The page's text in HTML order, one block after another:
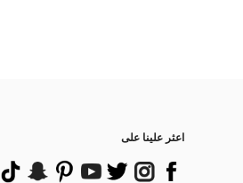
اعثر علينا على